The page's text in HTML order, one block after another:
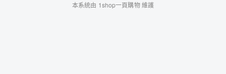
本系統由 1shop一頁購物維護